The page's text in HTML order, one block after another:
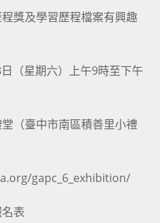
獎及學習歷程檔案有興趣
（星期六）上午9時至下午
（臺中市南區積善里小禮
gapc_6_exhibition/
表